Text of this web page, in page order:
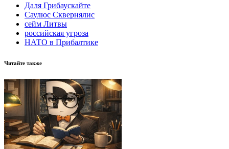
Даля Грибаускайте
Саулюс Сквернялис
сейм Литвы
российская угроза
НАТО в Прибалтике
Читайте также